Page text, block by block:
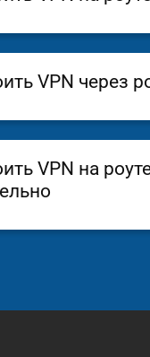
VPN через
VPN на